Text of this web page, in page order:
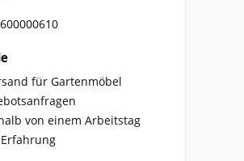
für Gartenmöbel
von einem Arbeitstag